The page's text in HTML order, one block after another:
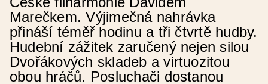
Marečkem. Výjimečná nahrávka
přináší téměř hodinu a tři čtvrtě hudby.
Hudební zážitek zaručený nejen silou
Dvořákových skladeb a virtuozitou
obou hráčů. Posluchači dostanou
Datum od
Čas od